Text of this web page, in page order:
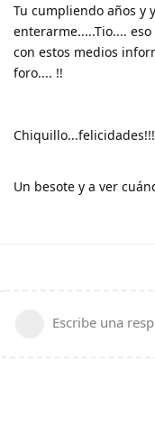
Tu cumpliendo años y
enterarme.....Tio....
con estos medios
foro.... !!
Un besote y a ver
Escribe una